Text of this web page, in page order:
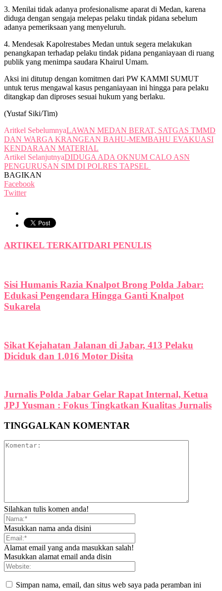
3. Menilai tidak adanya profesionalisme aparat di Medan, karena
diduga dengan sengaja melepas pelaku tindak pidana sebelum
adanya pemeriksaan yang menyeluruh.
4. Mendesak Kapolrestabes Medan untuk segera melakukan
penangkapan terhadap pelaku tindak pidana penganiayaan di ruang
publik yang menimpa saudara Khairul Umam.
Aksi ini ditutup dengan komitmen dari PW KAMMI SUMUT
untuk terus mengawal kasus penganiayaan ini hingga para pelaku
ditangkap dan diproses sesuai hukum yang berlaku.
(Yustaf Siki/Tim)
Aritkel SebelumnyaLAWAN MEDAN BERAT, SATGAS TMMD
DAN WARGA KRANGEAN BAHU-MEMBAHU EVAKUASI
KENDARAAN MATERIAL
Artikel SelanjutnyaDIDUGA ADA OKNUM CALO ASN
PENGURUSAN SIM DI POLRES TAPSEL
BAGIKAN
Facebook
Twitter
ARTIKEL TERKAITDARI PENULIS
Sisi Humanis Razia Knalpot Brong Polda Jabar:
Edukasi Pengendara Hingga Ganti Knalpot
Sukarela
Sikat Kejahatan Jalanan di Jabar, 413 Pelaku
Diciduk dan 1.016 Motor Disita
Jurnalis Polda Jabar Gelar Rapat Internal, Ketua
JPJ Yusman : Fokus Tingkatkan Kualitas Jurnalis
TINGGALKAN KOMENTAR
Silahkan tulis komen anda!
Masukkan nama anda disini
Alamat email yang anda masukkan salah!
Masukkan alamat email anda disin
Simpan nama, email, dan situs web saya pada peramban ini